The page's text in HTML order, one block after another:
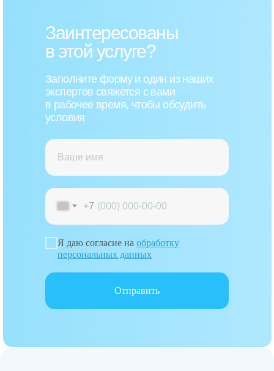
Заинтересованы
в этой услуге?
Заполните форму и один из наших
экспертов свяжется с вами
в рабочее время, чтобы обсудить
условия
+7
Я даю согласие на обработку
персональных данных
Отправить